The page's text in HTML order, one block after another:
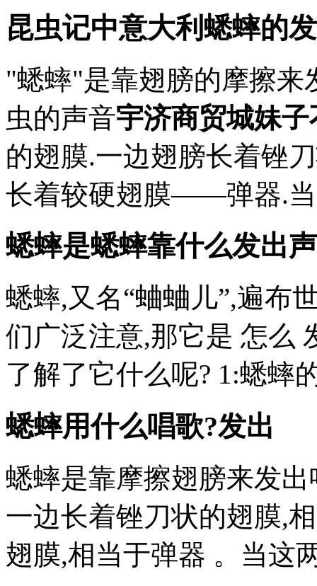
昆虫记中意大利蟋蟀的
"蟋蟀"是靠翅膀的摩擦来
虫的声音宇济商贸城妹
的翅膜.一边翅膀长着锉
长着较硬翅膜——弹器.
蟋蟀是蟋蟀靠什么发出
蟋蟀,又名“蛐蛐儿”,遍布
们广泛注意,那它是 怎么
了解了它什么呢? 1:蟋蟀
蟋蟀用什么唱歌?发出
蟋蟀是靠摩擦翅膀来发
一边长着锉刀状的翅膜,
翅膜,相当于弹器 。当这